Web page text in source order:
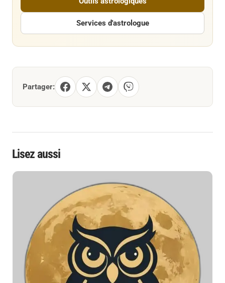
Services d'astrologue
Partager:
Lisez aussi